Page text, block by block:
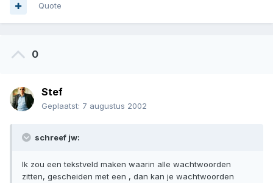
Quote
0
Stef
Geplaatst: 7 augustus 2002
schreef jw:
Ik zou een tekstveld maken waarin alle wachtwoorden
zitten, gescheiden met een , dan kan je wachtwoorden